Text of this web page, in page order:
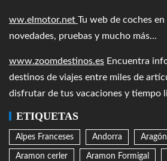
ww.elmotor.net Tu web de coches
novedades, pruebas y mucho más...
www.zoomdestinos.es Encuentra
destinos de viajes entre miles de
disfrutar de tus vacaciones y tiempo
ETIQUETAS
Alpes Franceses Andorra Aragón
Aramon cerler Aramon Formigal